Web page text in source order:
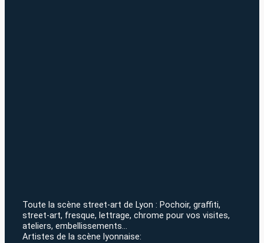
Toute la scène street-art de Lyon : Pochoir, graffiti,
street-art, fresque, lettrage, chrome pour vos visites,
ateliers, embellissements…
Artistes de la scène lyonnaise: